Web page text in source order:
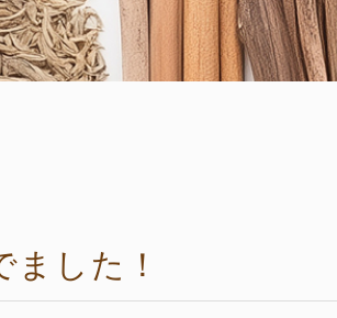
ました！